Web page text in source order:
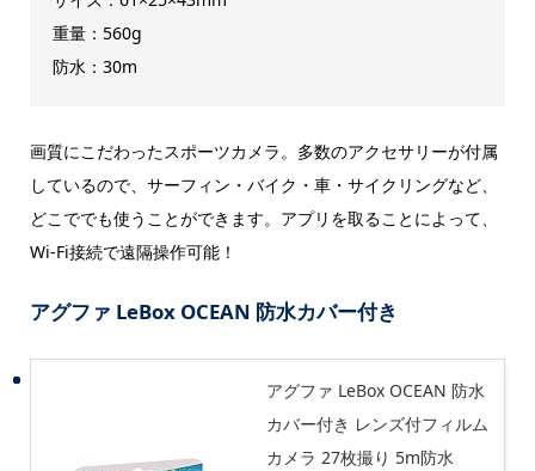
重量：560g
防水：30m
画質にこだわったスポーツカメラ。多数のアクセサリーが付属
しているので、サーフィン・バイク・車・サイクリングなど、
どこででも使うことができます。アプリを取ることによって、
Wi-Fi接続で遠隔操作可能！
アグファ LeBox OCEAN 防水カバー付き
アグファ LeBox OCEAN 防水
カバー付き レンズ付フィルム
カメラ 27枚撮り 5m防水